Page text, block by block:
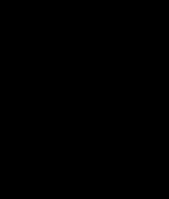
installé aux
en plein
locaux et